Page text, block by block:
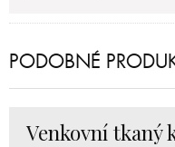
PODOBNÉ
Venkovní tkaný